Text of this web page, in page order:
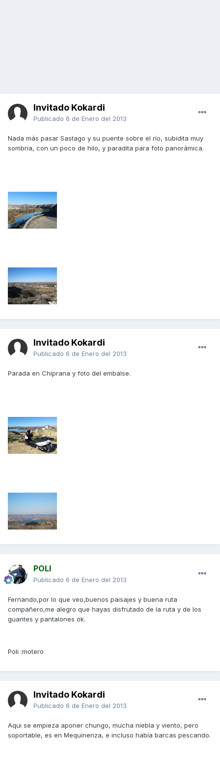
Invitado Kokardi
Publicado 6 de Enero del 2013
Nada más pasar Sastago y su puente sobre el río, subidita muy
sombría, con un poco de hilo, y paradita para foto panorámica.
Invitado Kokardi
Publicado 6 de Enero del 2013
Parada en Chiprana y foto del embalse.
POLI
Publicado 6 de Enero del 2013
Fernando,por lo que veo,buenos paisajes y buena ruta
compañero,me alegro que hayas disfrutado de la ruta y de los
guantes y pantalones ok.
Poli :motero
Invitado Kokardi
Publicado 6 de Enero del 2013
Aqui se empieza aponer chungo, mucha niebla y viento, pero
soportable, es en Mequinenza, e incluso había barcas pescando.